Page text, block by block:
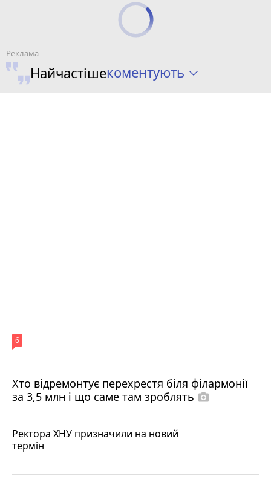
Найчастішекоментують
Хто відремонтує перехрестя біля філармонії
за 3,5 млн і що саме там зроблять photo_camera
6
Ректора ХНУ призначили на новий
термін